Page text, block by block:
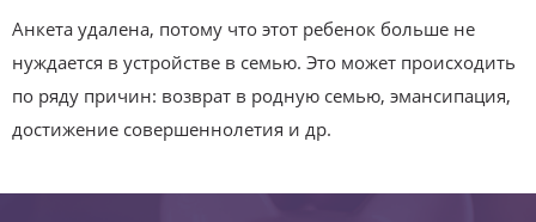
Анкета удалена, потому что этот ребенок больше не
нуждается в устройстве в семью. Это может происходить
по ряду причин: возврат в родную семью, эмансипация,
достижение совершеннолетия и др.